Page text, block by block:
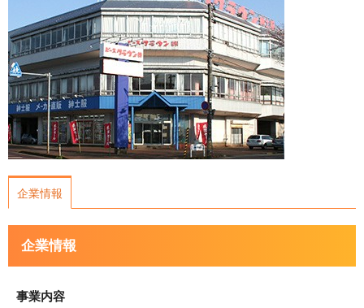
運営会社について
サイトマップ
企業情報
企業情報
事業内容